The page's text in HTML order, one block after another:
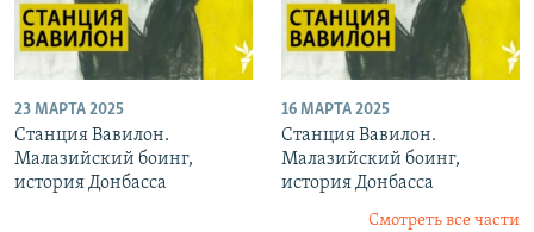
23 МАРТА 2025
Станция Вавилон.
Малазийский боинг,
история Донбасса
16 МАРТА 2025
Станция Вавилон.
Малазийский боинг,
история Донбасса
Смотреть все части